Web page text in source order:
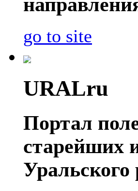
go to site
URALru
Портал
старейших
Уральского